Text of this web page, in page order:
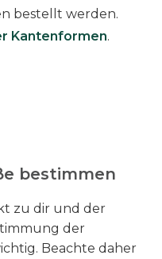
bestellt werden.
Kantenformen.
bestimmen
zu dir und der
der
Beachte daher